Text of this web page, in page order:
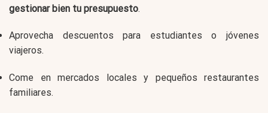
gestionar bien tu presupuesto.
Aprovecha descuentos para estudiantes o jóvenes
viajeros.
Come en mercados locales y pequeños restaurantes
familiares.